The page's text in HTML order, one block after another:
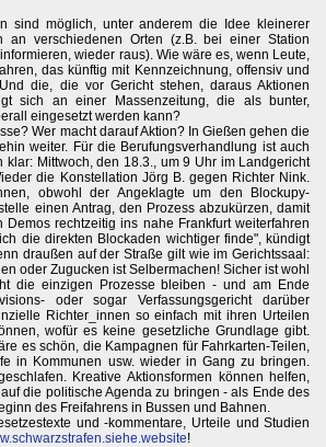
sind möglich, unter anderem die Idee kleinerer
an verschiedenen Orten (z.B. bei einer Station
wieder raus). Wie wäre es, wenn Leute,
das künftig mit Kennzeichnung, offensiv und
die, die vor Gericht stehen, daraus Aktionen
sich an einer Massenzeitung, die als bunter,
eingesetzt werden kann?
Wer macht darauf Aktion? In Gießen gehen die
weiter. Für die Berufungsverhandlung ist auch
klar: Mittwoch, den 18.3., um 9 Uhr im Landgericht
die Konstellation Jörg B. gegen Richter Nink.
obwohl der Angeklagte um den Blockupy-
einen Antrag, den Prozess abzukürzen, damit
rechtzeitig ins nahe Frankfurt weiterfahren
die direkten Blockaden wichtiger finde", kündigt
draußen auf der Straße gilt wie im Gerichtssaal:
oder Zugucken ist Selbermachen! Sicher ist wohl
die einzigen Prozesse bleiben - und am Ende
oder sogar Verfassungsgericht darüber
Richter_innen so einfach mit ihren Urteilen
wofür es keine gesetzliche Grundlage gibt.
es schön, die Kampagnen für Fahrkarten-Teilen,
in Kommunen usw. wieder in Gang zu bringen.
Kreative Aktionsformen können helfen,
die politische Agenda zu bringen - als Ende des
des Freifahrens in Bussen und Bahnen.
und -kommentare, Urteile und Studien
!